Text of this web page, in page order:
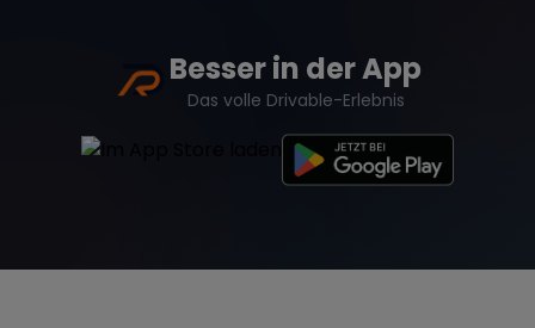
Besser in der App
Das volle Drivable-Erlebnis